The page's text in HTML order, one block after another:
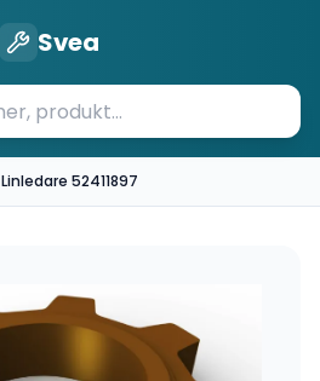
Svea
Linledare 52411897